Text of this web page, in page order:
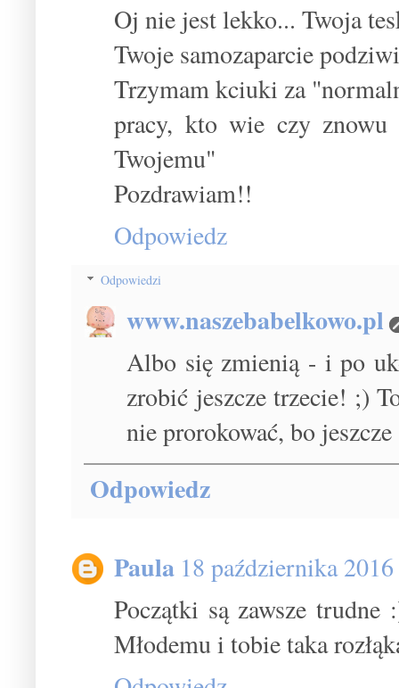
Oj nie jest lekko... Twoja
Twoje samozaparcie
Trzymam kciuki za
pracy, kto wie czy
Twojemu"
Pozdrawiam!!
Odpowiedz
Odpowiedzi
www.naszebabelkowo.pl
Albo się zmienią - i po
zrobić jeszcze trzecie! ;)
nie prorokować, bo
Odpowiedz
Paula 18 października
Początki są zawsze
Młodemu i tobie taka